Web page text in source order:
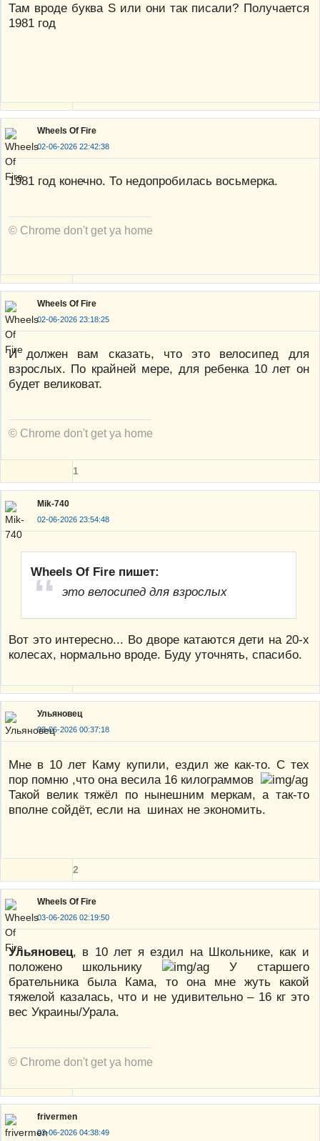
Там вроде буква S или они так писали? Получается
1981 год
Wheels Of Fire
02-06-2026 22:42:38
1981 год конечно. То недопробилась восьмерка.
© Chrome don't get ya home
Wheels Of Fire
02-06-2026 23:18:25
И должен вам сказать, что это велосипед для
взрослых. По крайней мере, для ребенка 10 лет он
будет великоват.
© Chrome don't get ya home
1
Mik-740
02-06-2026 23:54:48
Wheels Of Fire пишет:
это велосипед для взрослых
Вот это интересно... Во дворе катаются дети на 20-х
колесах, нормально вроде. Буду уточнять, спасибо.
Ульяновец
03-06-2026 00:37:18
Мне в 10 лет Каму купили, ездил же как-то. С тех
пор помню ,что она весила 16 килограммов
Такой велик тяжёл по нынешним меркам, а так-то
вполне сойдёт, если на шинах не экономить.
2
Wheels Of Fire
03-06-2026 02:19:50
Ульяновец, в 10 лет я ездил на Школьнике, как и
положено школьнику
У старшего
брательника была Кама, то она мне жуть какой
тяжелой казалась, что и не удивительно – 16 кг это
вес Украины/Урала.
© Chrome don't get ya home
frivermen
03-06-2026 04:38:49